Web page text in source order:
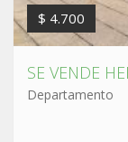
$ 4.700
Departamento